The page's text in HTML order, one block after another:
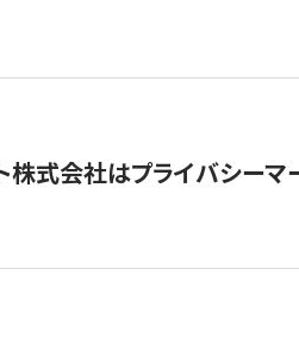
株式会社はプライバシー